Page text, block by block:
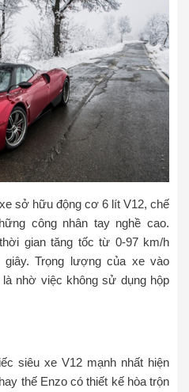
sở hữu động cơ 6 lít V12, chế
công nhân tay nghề cao.
gian tăng tốc từ 0-97 km/h
Trọng lượng của xe vào
nhờ việc không sử dụng hộp
siêu xe V12 mạnh nhất hiện
thế Enzo có thiết kế hòa trộn